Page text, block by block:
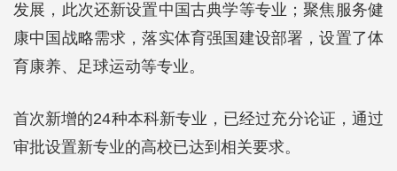
发展，此次还新设置中国古典学等专业；聚焦服务健
康中国战略需求，落实体育强国建设部署，设置了体
育康养、足球运动等专业。
首次新增的24种本科新专业，已经过充分论证，通过
审批设置新专业的高校已达到相关要求。